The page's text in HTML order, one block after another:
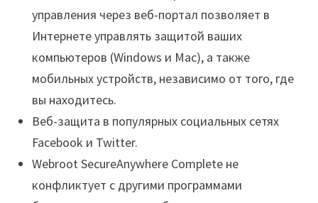
управления через веб-портал позволяет в
Интернете управлять защитой ваших
компьютеров (Windows и Mac), а также
мобильных устройств, независимо от того, где
вы находитесь.
Веб-защита в популярных социальных сетях
Facebook и Twitter.
Webroot SecureAnywhere Complete не
конфликтует с другими программами